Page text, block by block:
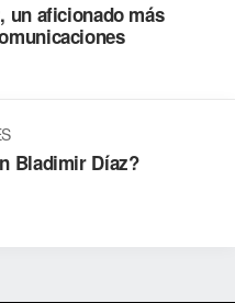
un aficionado más
Bladimir Díaz?